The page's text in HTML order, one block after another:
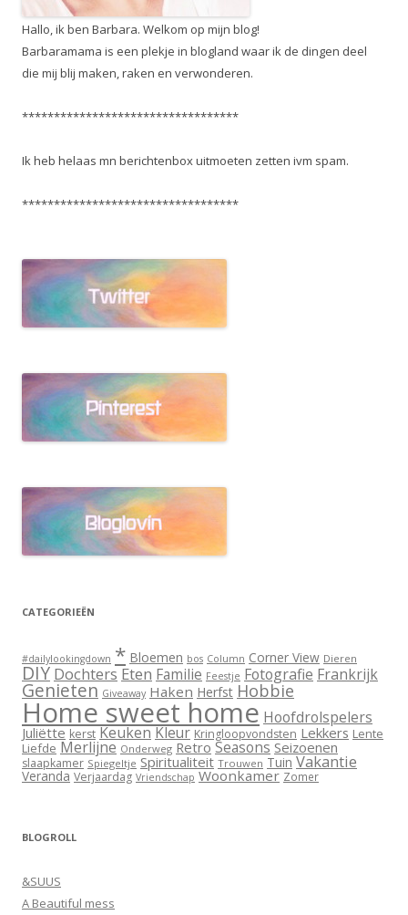
Hallo, ik ben Barbara. Welkom op mijn blog!
Barbaramama is een plekje in blogland waar ik de dingen deel
die mij blij maken, raken en verwonderen.
**********************************
Ik heb helaas mn berichtenbox uitmoeten zetten ivm spam.
**********************************
CATEGORIEËN
#dailylookingdown * Bloemen bos Column Corner View Dieren
DIY Dochters Eten Familie Feestje Fotografie Frankrijk
Genieten Giveaway Haken Herfst Hobbie
Home sweet home Hoofdrolspelers
Juliëtte kerst KeukenKleur Kringloopvondsten Lekkers Lente
Liefde Merlijne Onderweg Retro Seasons Seizoenen
slaapkamer Spiegeltje Spiritualiteit Trouwen Tuin Vakantie
Veranda Verjaardag Vriendschap Woonkamer Zomer
BLOGROLL
&SUUS
A Beautiful mess